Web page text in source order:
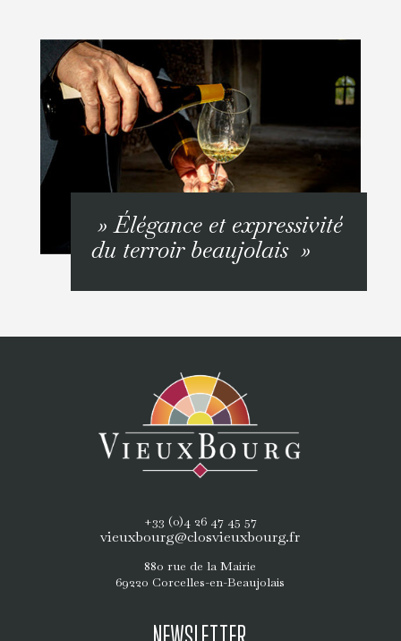
» Élégance et expressivité
du terroir beaujolais »
+33 (0)4 26 47 45 57
vieuxbourg@closvieuxbourg.fr
880 rue de la Mairie
69220 Corcelles-en-Beaujolais